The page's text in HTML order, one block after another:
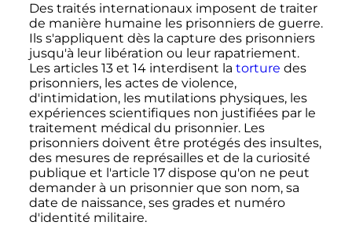
Des traités internationaux imposent de traiter
de manière humaine les prisonniers de guerre.
Ils s'appliquent dès la capture des prisonniers
jusqu'à leur libération ou leur rapatriement.
Les articles 13 et 14 interdisent la torture des
prisonniers, les actes de violence,
d'intimidation, les mutilations physiques, les
expériences scientifiques non justifiées par le
traitement médical du prisonnier. Les
prisonniers doivent être protégés des insultes,
des mesures de représailles et de la curiosité
publique et l'article 17 dispose qu'on ne peut
demander à un prisonnier que son nom, sa
date de naissance, ses grades et numéro
d'identité militaire.